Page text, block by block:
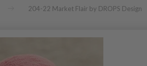
204-22 Market Flair by DROPS Design